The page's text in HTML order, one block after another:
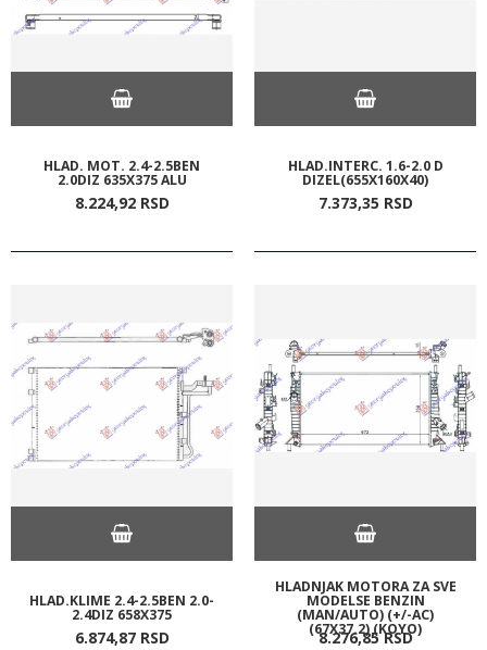
HLAD. MOT. 2.4-2.5BEN
2.0DIZ 635X375 ALU
8.224,92 RSD
HLAD.INTERC. 1.6-2.0 D
DIZEL(655X160X40)
7.373,35 RSD
HLAD.KLIME 2.4-2.5BEN 2.0-
2.4DIZ 658X375
6.874,87 RSD
HLADNJAK MOTORA ZA SVE
MODELSE BENZIN
(MAN/AUTO) (+/-AC)
(67X37.2) (KOYO)
8.276,85 RSD